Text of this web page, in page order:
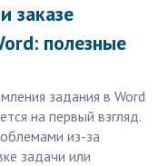
заказе
полезные
задания в Word
на первый взгляд.
из-за
задачи или